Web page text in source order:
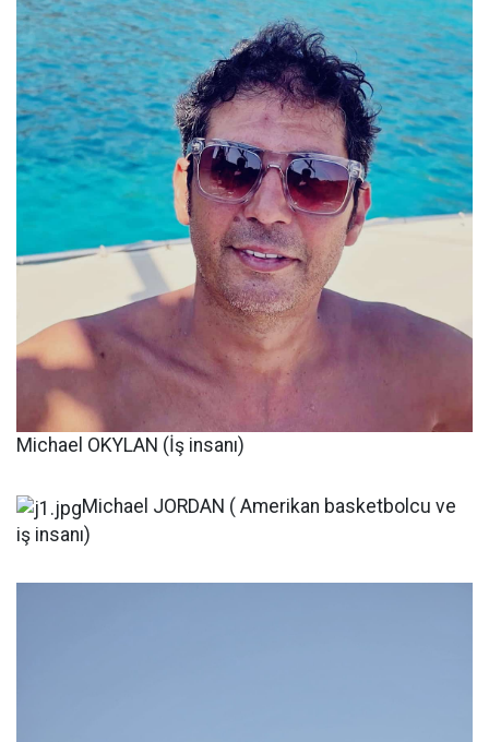
Michael OKYLAN (İş insanı)
Michael JORDAN ( Amerikan basketbolcu ve
iş insanı)